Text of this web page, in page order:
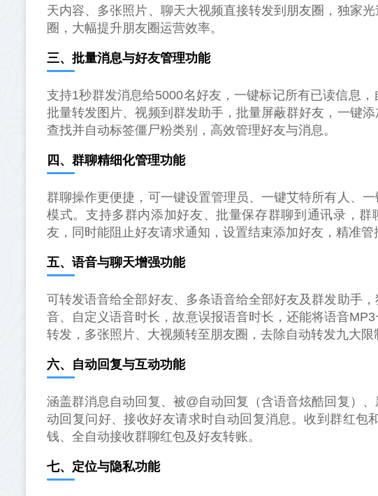
天内容、多张照片、聊天大视频直接转发到朋友圈，独家
圈，大幅提升朋友圈运营效率。
三、批量消息与好友管理功能
支持1秒群发消息给5000名好友，一键标记所有已读信息
批量转发图片、视频到群发助手，批量屏蔽群好友，一键
查找并自动标签僵尸粉类别，高效管理好友与消息。
四、群聊精细化管理功能
群聊操作更便捷，可一键设置管理员、一键艾特所有人、
模式。支持多群内添加好友、批量保存群聊到通讯录，
友，同时能阻止好友请求通知，设置结束添加好友，精准管
五、语音与聊天增强功能
可转发语音给全部好友、多条语音给全部好友及群发助手
音、自定义语音时长，故意误报语音时长，还能将语音
转发，多张照片、大视频转至朋友圈，去除自动转发九大限
六、自动回复与互动功能
涵盖群消息自动回复、被@自动回复（含语音炫酷回复）
动回复问好、接收好友请求时自动回复消息。收到群红包
钱、全自动接收群聊红包及好友转账。
七、定位与隐私功能